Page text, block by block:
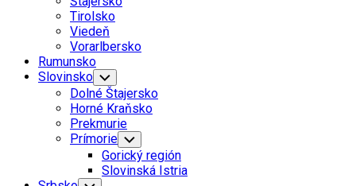
Tirolsko
Viedeň
Vorarlbersko
Rumunsko
Slovinsko Toggle
Child
Menu
Dolné Štajersko
Horné Kraňsko
Prekmurie
Prímorie Toggle
Child
Menu
Gorický región
Slovinská Istria